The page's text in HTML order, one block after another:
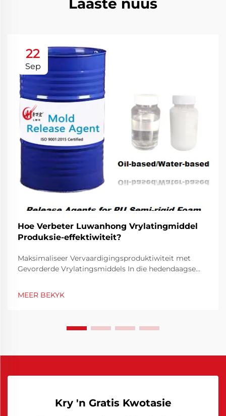
Laaste nuus
22
Sep
Hoe Verbeter Luwanhong Vrylatingmiddel
Produksie-effektiwiteit?
Maksimaliseer Vervaardigingsproduktiwiteit met
Gevorderde Vrylatingsmiddels In die hedendaagse
Die toepassing van hoë-kwaliteit vrylatingsmiddel
MEER BEKYK
Kry 'n Gratis Kwotasie